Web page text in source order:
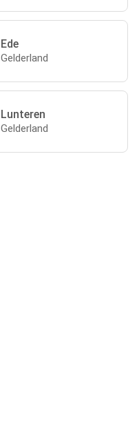
Ede
Gelderland
Lunteren
Gelderland